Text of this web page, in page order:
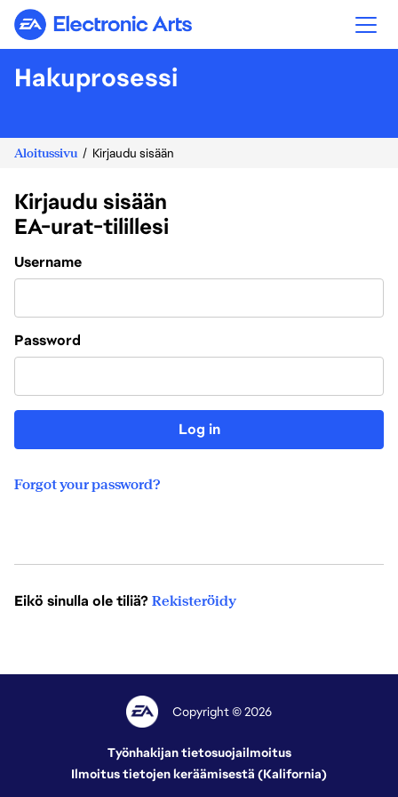
Electronic Arts
Hakuprosessi
Aloitussivu Kirjaudu sisään
Kirjaudu sisään
EA-urat-tilillesi
Login
Username
Password
Log in
Forgot your password?
Eikö sinulla ole tiliä? Rekisteröidy
Copyright © 2026
Työnhakijan tietosuojailmoitus
Ilmoitus tietojen keräämisestä (Kalifornia)